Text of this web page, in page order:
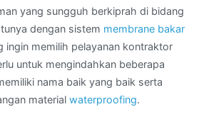
yang sungguh berkiprah di bidang
dengan sistem membrane bakar
ingin memilih pelayanan kontraktor
untuk mengindahkan beberapa
nama baik yang baik serta
material waterproofing.